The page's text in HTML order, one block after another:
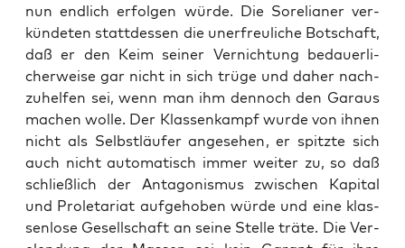
nun end­lich erfol­gen wür­de. Die Sor­elia­ner ver­
kün­de­ten statt­des­sen die uner­freu­li­che Bot­schaft,
daß er den Keim sei­ner Ver­nich­tung bedau­er­li­
cher­wei­se gar nicht in sich trü­ge und daher nach­
zu­hel­fen sei, wenn man ihm den­noch den Gar­aus
machen wol­le. Der Klas­sen­kampf wur­de von ihnen
nicht als Selbst­läu­fer ange­se­hen, er spitz­te sich
auch nicht auto­ma­tisch immer wei­ter zu, so daß
schließ­lich der Ant­ago­nis­mus zwi­schen Kapi­tal
und Pro­le­ta­ri­at auf­ge­ho­ben wür­de und eine klas­
sen­lo­se Gesell­schaft an sei­ne Stel­le trä­te. Die Ver­